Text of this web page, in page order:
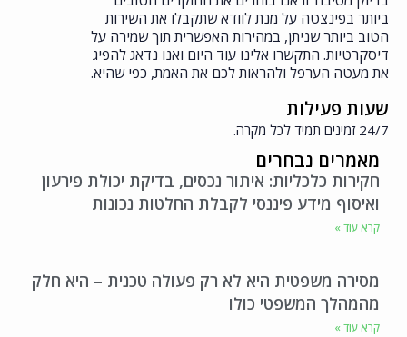
ביותר בפינצטה על מנת לוודא שתקבלו את השירות
הטוב ביותר שניתן, במהירות האפשרית תוך שמירה על
דיסקרטיות. התקשרו אלינו עוד היום ואנו נדאג להפיג
את מעטה הערפל ולהראות לכם את האמת, כפי שהיא.
שעות פעילות
24/7 זמינים תמיד לכל מקרה.
מאמרים נבחרים
חקירות כלכליות: איתור נכסים, בדיקת יכולת פירעון
ואיסוף מידע פיננסי לקבלת החלטות נכונות
קרא עוד »
מסירה משפטית היא לא רק פעולה טכנית – היא חלק
מהמהלך המשפטי כולו
קרא עוד »